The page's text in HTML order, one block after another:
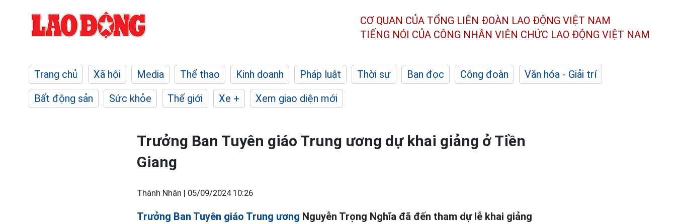
CƠ QUAN CỦA TỔNG LIÊN ĐOÀN LAO ĐỘNG VIỆT NAM
TIẾNG NÓI CỦA CÔNG NHÂN VIÊN CHỨC LAO ĐỘNG VIỆT NAM
Trang chủ Xã hội Media Thể thao Kinh doanh Pháp luật Thời sự Bạn đọc Công đoàn
Văn hóa - Giải trí
Bất động sản
Sức khỏe Thế giới Xe + Xem giao diện mới
Trưởng Ban Tuyên giáo Trung ương dự khai giảng ở Tiền
Giang
Thành Nhân | 05/09/2024 10:26
Trưởng Ban Tuyên giáo Trung ương Nguyễn Trọng Nghĩa đã đến tham dự lễ khai giảng